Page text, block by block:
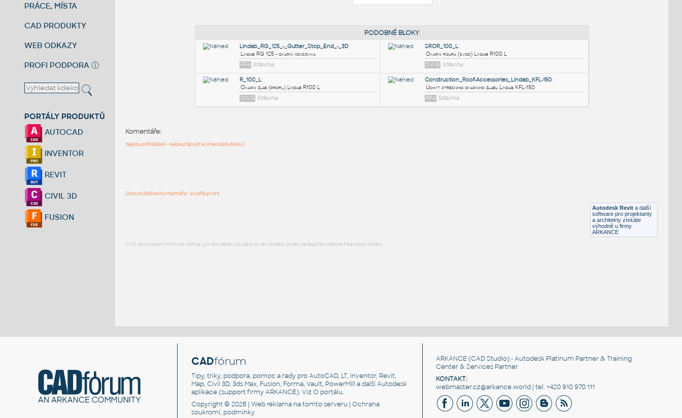
PRÁCE, MÍSTA
CAD PRODUKTY
WEB ODKAZY
PROFI PODPORA ⓘ
PORTÁLY PRODUKTŮ
AUTOCAD
INVENTOR
REVIT
CIVIL 3D
FUSION
Autodesk Revit a další
software pro projektanty
a architekty získáte
výhodně u firmy
ARKANCE
Komentáře:
Nejste přihlášeni - nelze připojit komentáře bloků
Dosud žádné komentáře - buďte první
CAD download: knihovna rodina symbol detail součást prvek stafáž výkres kategorie kolekce free block library
CADfórum
Tipy, triky, podpora, pomoc a rady pro AutoCAD, LT, Inventor, Revit,
Map, Civil 3D, 3ds Max, Fusion, Forma, Vault, PowerMill a další Autodesk
aplikace (support firmy ARKANCE). VizO portálu.
Copyright © 2026 |Web reklama na tomto serveru |Ochrana
soukromí, podmínky
ARKANCE (CAD Studio) - Autodesk Platinum Partner & Training
Center & Services Partner
KONTAKT:
webmaster.cz@arkance.world | tel. +420 910 970 111